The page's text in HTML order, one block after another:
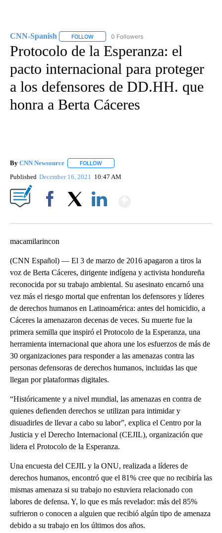
CNN-Spanish FOLLOW FOLLOW "CNN-SPANISH" TO RECEIVE
0 Followers
Protocolo de la Esperanza: el
pacto internacional para proteger
a los defensores de DD.HH. que
honra a Berta Cáceres
By CNN Newsource FOLLOW
Published December 16, 2021 10:47 AM
macamilarincon
(CNN Español) –– El 3 de marzo de 2016 apagaron a tiros la
voz de Berta Cáceres, dirigente indígena y activista hondureña
reconocida por su trabajo ambiental. Su asesinato encarnó una
vez más el riesgo mortal que enfrentan los defensores y líderes
de derechos humanos en Latinoamérica: antes del homicidio, a
Cáceres la amenazaron decenas de veces. Su muerte fue la
primera semilla que inspiró el Protocolo de la Esperanza, una
herramienta internacional que ahora une los esfuerzos de más de
30 organizaciones para responder a las amenazas contra las
personas defensoras de derechos humanos, incluidas las que
llegan por plataformas digitales.
“Históricamente y a nivel mundial, las amenazas en contra de
quienes defienden derechos se utilizan para intimidar y
disuadirles de llevar a cabo su labor”, explica el Centro por la
Justicia y el Derecho Internacional (CEJIL), organización que
lidera el Protocolo de la Esperanza.
Una encuesta del CEJIL y la ONU, realizada a líderes de
derechos humanos, encontró que el 81% cree que no recibiría las
mismas amenaza si su trabajo no estuviera relacionado con
labores de defensa. Y, lo que es más revelador: más del 85%
sufrieron o conocen a alguien que recibió algún tipo de amenaza
debido a su trabajo en los últimos dos años.